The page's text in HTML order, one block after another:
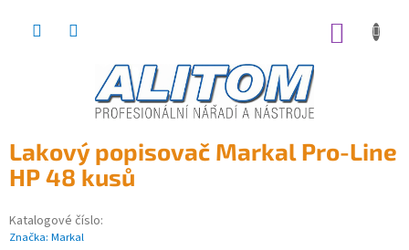
Lakový popisovač Markal Pro-Line
HP 48 kusů
Katalogové číslo:
Značka: Markal